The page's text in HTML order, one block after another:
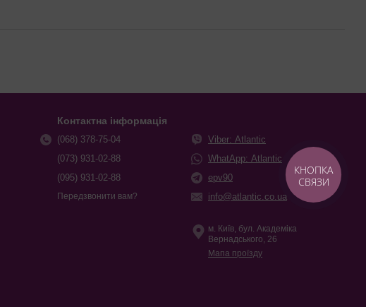
Контактна інформація
(068) 378-75-04
(073) 931-02-88
(095) 931-02-88
Передзвонити вам?
Viber: Atlantic
WhatApp: Atlantic
epv90
info@atlantic.co.ua
м. Київ, бул. Академіка
Вернадського, 26
Мапа проїзду
КНОПКА
СВЯЗИ